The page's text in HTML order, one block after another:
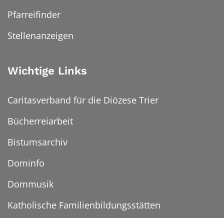
Pfarreifinder
Stellenanzeigen
Wichtige Links
Caritasverband für die Diözese Trier
Bücherreiarbeit
Bistumsarchiv
Dominfo
Dommusik
Katholische Familienbildungsstätten